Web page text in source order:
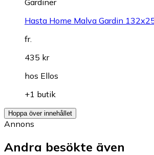
Hasta Home Malva Gardin
fr.
435 kr
hos Ellos
+1 butik
Hoppa över innehållet
Annons
Andra besökte även